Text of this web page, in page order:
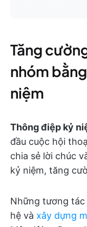
Tăng
nhóm
niệm
Thông điệp kỷ
đầu cuộc hội
chia sẻ lời chúc
kỷ niệm, tăng
Những tương tác
hệ và xây dựng